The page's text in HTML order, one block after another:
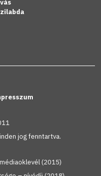
jog fenntartva.
(2015)